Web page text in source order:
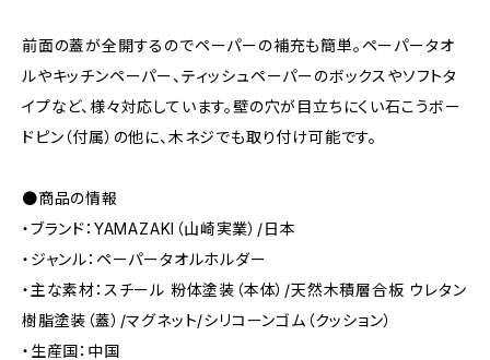
前面の蓋が全開するのでペーパーの補充も簡単。ペーパータオ
ルやキッチンペーパー、ティッシュペーパーのボックスやソフトタ
イプなど、様々対応しています。壁の穴が目立ちにくい石こうボー
ドピン（付属）の他に、木ネジでも取り付け可能です。
●商品の情報
・ブランド：YAMAZAKI（山崎実業）/日本
・ジャンル：ペーパータオルホルダー
・主な素材：スチール 粉体塗装（本体）/天然木積層合板 ウレタン
樹脂塗装（蓋）/マグネット/シリコーンゴム（クッション）
・生産国：中国